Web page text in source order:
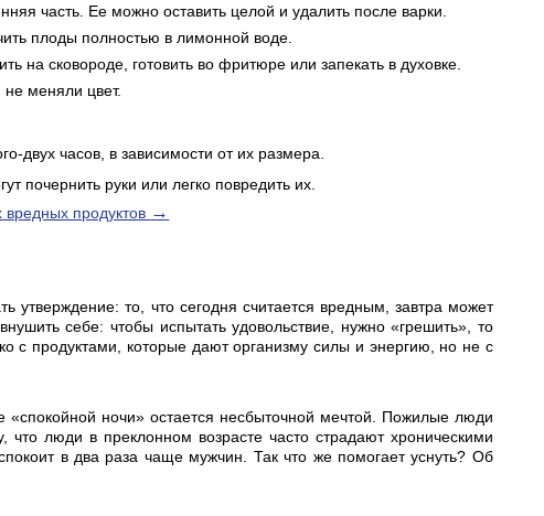
часть. Ее можно оставить целой и удалить после варки.
плоды полностью в лимонной воде.
сковороде, готовить во фритюре или запекать в духовке.
меняли цвет.
двух часов, в зависимости от их размера.
почернить руки или легко повредить их.
продуктов →
то, что сегодня считается вредным, завтра может
себе: чтобы испытать удовольствие, нужно «грешить», то
с продуктами, которые дают организму силы и энергию, но не с
ночи» остается несбыточной мечтой. Пожилые люди
люди в преклонном возрасте часто страдают хроническими
в два раза чаще мужчин. Так что же помогает уснуть? Об